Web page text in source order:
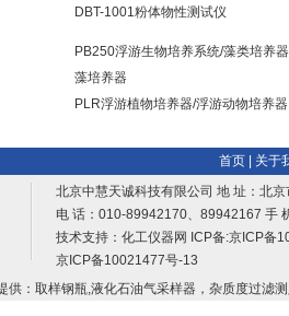
DBT-1001粉体物性测试仪
PB250浮游生物培养系统/藻类培养
藻培养器
PLR浮游植物培养器/浮游动物培养器
首页|
关于
北京中慧天诚科技有限公司 地 址：北
电 话：010-89942170、89942167 手
技术支持： 化工仪器网 ICP备:京ICP备
京ICP备10021477号-13
：取样钢瓶,液化石油气采样器，杂质度过滤